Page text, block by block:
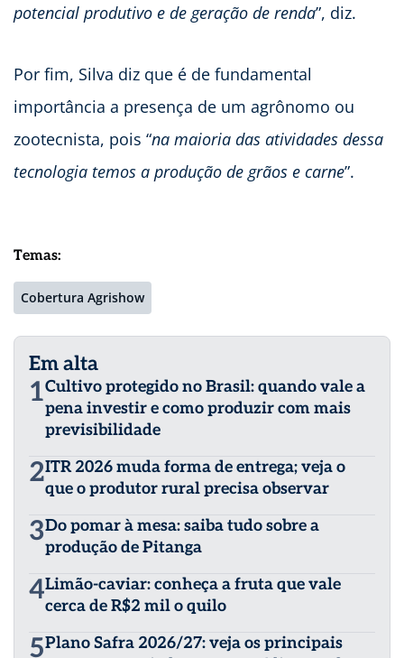
potencial produtivo e de geração de renda”, diz.
Por fim, Silva diz que é de fundamental
importância a presença de um agrônomo ou
zootecnista, pois “na maioria das atividades dessa
tecnologia temos a produção de grãos e carne”.
Temas:
Cobertura Agrishow
Em alta
1Cultivo protegido no Brasil: quando vale a
pena investir e como produzir com mais
previsibilidade
2ITR 2026 muda forma de entrega; veja o
que o produtor rural precisa observar
3Do pomar à mesa: saiba tudo sobre a
produção de Pitanga
4Limão-caviar: conheça a fruta que vale
cerca de R$2 mil o quilo
5Plano Safra 2026/27: veja os principais